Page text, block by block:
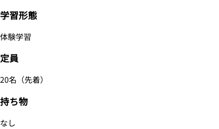
学習形態
体験学習
定員
20名（先着）
持ち物
なし